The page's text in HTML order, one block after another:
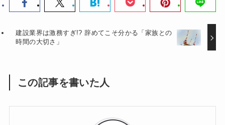
建設業界は激務すぎ!? 辞めてこそ分かる「家族との
時間の大切さ」
この記事を書いた人